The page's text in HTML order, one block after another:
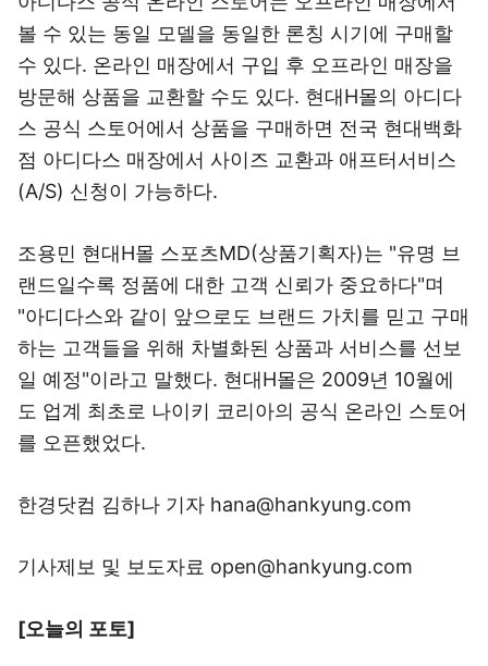
볼 수 있는 동일 모델을 동일한 론칭 시기에 구매할
수 있다. 온라인 매장에서 구입 후 오프라인 매장을
방문해 상품을 교환할 수도 있다. 현대H몰의 아디다
스 공식 스토어에서 상품을 구매하면 전국 현대백화
점 아디다스 매장에서 사이즈 교환과 애프터서비스
(A/S) 신청이 가능하다.
조용민 현대H몰 스포츠MD(상품기획자)는 "유명 브
랜드일수록 정품에 대한 고객 신뢰가 중요하다"며
"아디다스와 같이 앞으로도 브랜드 가치를 믿고 구매
하는 고객들을 위해 차별화된 상품과 서비스를 선보
일 예정"이라고 말했다. 현대H몰은 2009년 10월에
도 업계 최초로 나이키 코리아의 공식 온라인 스토어
를 오픈했었다.
한경닷컴 김하나 기자 hana@hankyung.com
기사제보 및 보도자료 open@hankyung.com
[오늘의 포토]